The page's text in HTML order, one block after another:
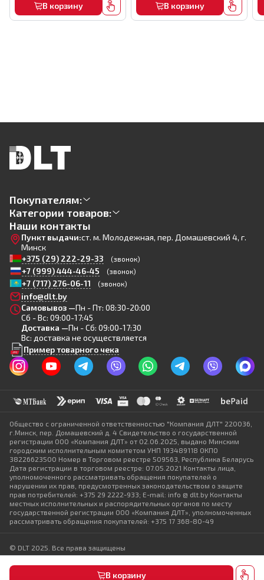
В корзину
В корзину В корзину
Покупателям:
Категории товаров:
Наши контакты
Пункт выдачи:ст. м. Молодежная, пер. Домашевский 4, г.
Минск
+375 (29) 222-29-33
(звонок)
+7 (999) 444-46-45 (звонок)
+7 (717) 276-06-11 (звонок)
info@dlt.by
Самовывоз —Пн - Пт: 08:30-20:00
Сб - Вс: 09:00-17:45
Доставка —Пн - Сб: 09:00-17:30
Вс: доставка не осуществляется
Пример товарного чека
Общество с ограниченной ответственностью "Компания ДЛТ" 220036,
г.Минск, пер. Домашевский д. 4 Свидетельство о государственной
регистрации ООО «Компания ДЛТ» от 02.06.2025, выдано Минским
городским исполнительным комитетом УНП 193489118 ОКПО
38226623500 Номер в Торговом реестре 509563, Республика Беларусь
Дата регистрации в торговом реестре: 07.05.2021 Контакты лица,
уполномоченного рассматривать обращения покупателей о
нарушении их прав, предусмотренных законодательством о защите
прав потребителей: +375 29 2222-933; E-mail: info @ dlt.by Контакты
местных исполнительных и распорядительных органов по месту
государственной регистрации ООО «Компания ДЛТ», уполномоченных
рассматривать обращения покупателей: +375 17 368-80-49
© DLT 2025. Все права защищены
Политика конфиденциальности
Выбор настроек Cookie